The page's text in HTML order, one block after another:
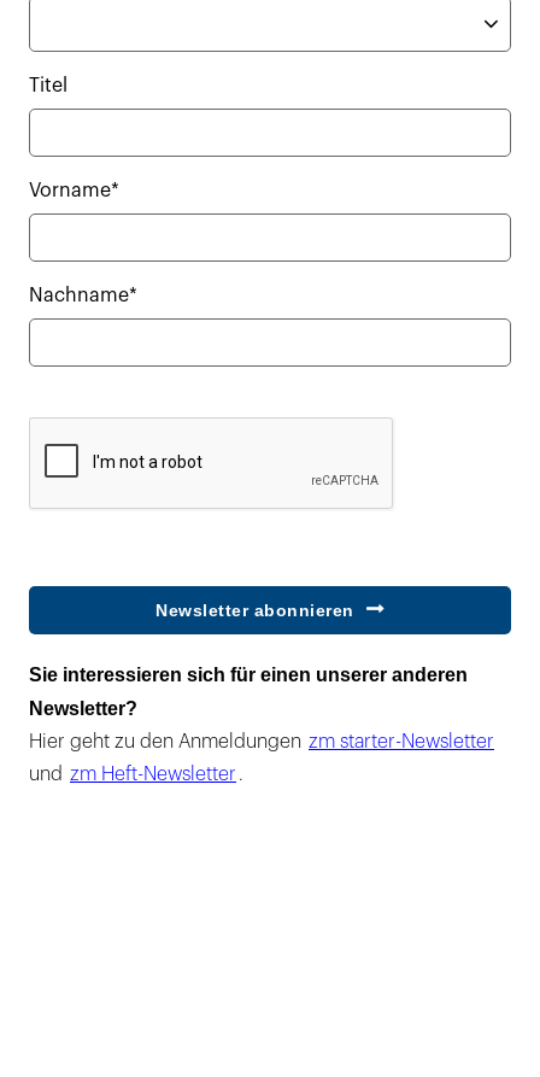
Titel
Vorname*
Nachname*
Newsletter abonnieren
Sie interessieren sich für einen unserer anderen
Newsletter?
Hier geht zu den Anmeldungen zm starter-Newsletter
und zm Heft-Newsletter .